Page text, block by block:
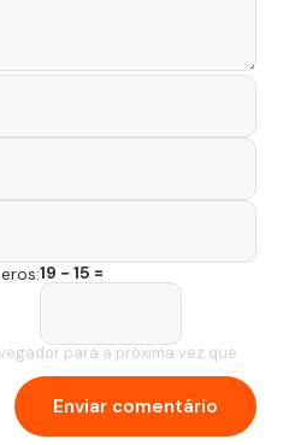
para a próxima vez que
19 − 15 =